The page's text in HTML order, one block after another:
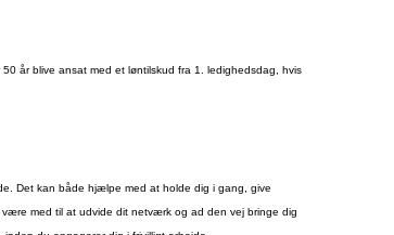
år blive ansat med et løntilskud fra 1. ledighedsdag, hvis
Det kan både hjælpe med at holde dig i gang, give
med til at udvide dit netværk og ad den vej bringe dig